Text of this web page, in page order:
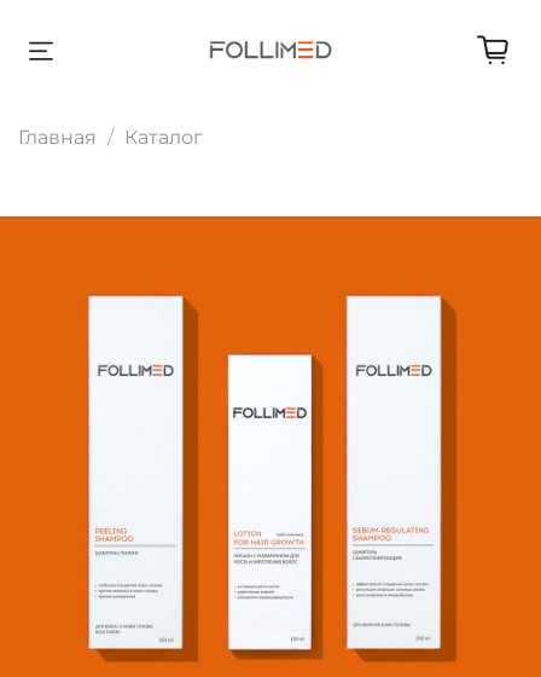
Главная Каталог